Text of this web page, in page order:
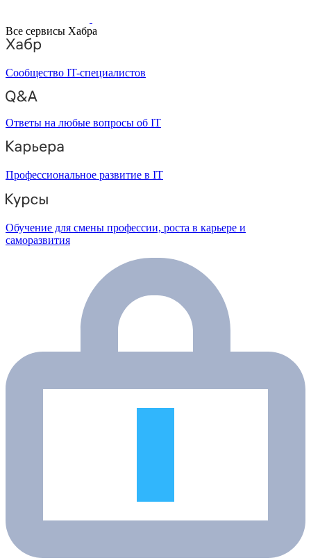
Все сервисы Хабра
Сообщество IT-специалистов
Ответы на любые вопросы об IT
Профессиональное развитие в IT
Обучение для смены профессии, роста в карьере и
саморазвития